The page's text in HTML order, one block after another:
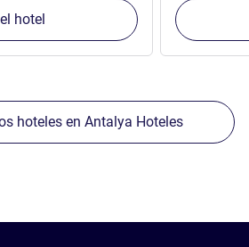
hotel
hoteles en Antalya Hoteles